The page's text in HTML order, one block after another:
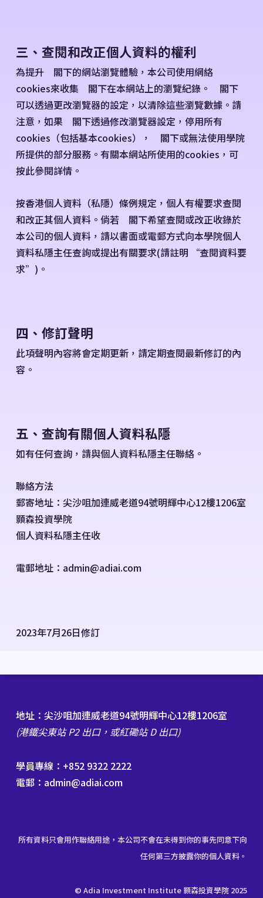
三、查閱和改正個人資料的權利
為提升 閣下的網站瀏覽體驗，本公司使用網絡
cookies來收集 閣下在本網站上的瀏覽紀錄。 閣下
可以透過更改瀏覽器的設定，以清除這些瀏覽數據。請
注意，如果 閣下透過修改瀏覽器設定，停用所有
cookies（包括基本cookies）， 閣下或無法使用學院
所提供的部分服務。有關本網站所使用的cookies，可
按此參閱詳情。
按香港個人資料（私隱）條例規定，個人有權要求查閱
和改正其個人資料。倘若 閣下希望查閱或改正收錄於
本公司的個人資料，請以書面或電郵方式向本學院個人
資料私隱主任查詢或提出有關要求(請註明 “查閱資料要
求”)。
四、修訂聲明
此項聲明內容將會定期更新，請定期查閱最新修訂的內
容。
五、查詢有關個人資料私隱
如有任何查詢，請與個人資料私隱主任聯絡。
聯絡方法
郵寄地址：尖沙咀加連威老道94號明輝中心12樓1206室
顥森投資學院
個人資料私隱主任收
電郵地址：admin@adiai.com
2023年7月26日修訂
地址：尖沙咀加連威老道94號明輝中心12樓1206室
(港鐵尖東站 P2 出口，或紅磡站 D 出口)
學員專線：+852 9322 2222
電郵：admin@adiai.com
所有資料只會用作聯絡用途，本公司不會在未得到你的事先同意下向
任何第三方披露你的個人資料。
© Adia Investment Institute 顥森投資學院 2025